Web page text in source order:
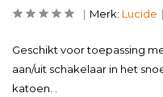
Merk: Lucide
Geschikt voor toepassing
aan/uit schakelaar in het
katoen. .